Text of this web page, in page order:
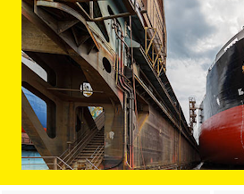
ΥΠΗΡΕΣΙΕΣ-ΝΕΑ-ΛΥΣΕΙΣ